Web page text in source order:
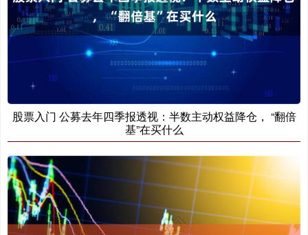
股票入门 公募去年四季报透视：半数主动权益降仓， “翻倍
基”在买什么